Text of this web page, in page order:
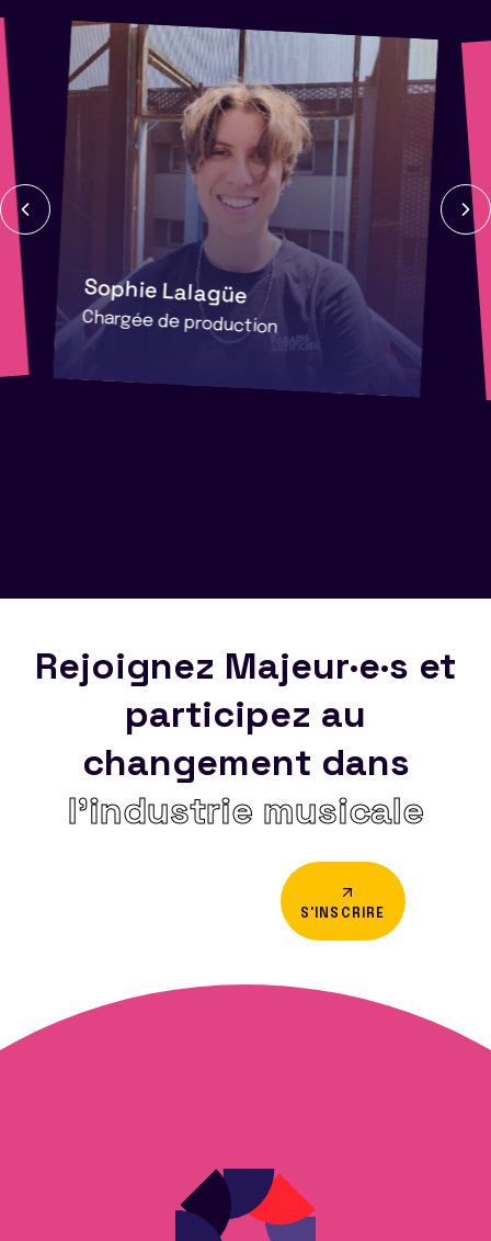
Sophie Lalagüe
Chargée de production
Rejoignez Majeur·e·s et
participez au
changement dans
l’industrie musicale
S'INSCRIRE